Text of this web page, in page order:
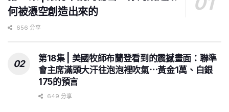
何被憑空創造出來的
656 分享
第18集 | 美國牧師布蘭登看到的震撼畫面：聯準
會主席滿頭大汗往泡泡裡吹氣⋯黃金1萬、白銀
175的預言
649 分享